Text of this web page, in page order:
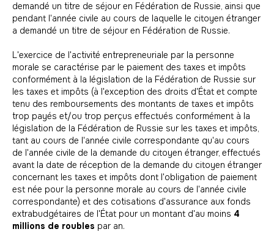
demandé un titre de séjour en Fédération de Russie, ainsi que
pendant l'année civile au cours de laquelle le citoyen étranger
a demandé un titre de séjour en Fédération de Russie.
L'exercice de l'activité entrepreneuriale par la personne
morale se caractérise par le paiement des taxes et impôts
conformément à la législation de la Fédération de Russie sur
les taxes et impôts (à l'exception des droits d'État et compte
tenu des remboursements des montants de taxes et impôts
trop payés et/ou trop perçus effectués conformément à la
législation de la Fédération de Russie sur les taxes et impôts,
tant au cours de l'année civile correspondante qu'au cours
de l'année civile de la demande du citoyen étranger, effectués
avant la date de réception de la demande du citoyen étranger
concernant les taxes et impôts dont l'obligation de paiement
est née pour la personne morale au cours de l'année civile
correspondante) et des cotisations d'assurance aux fonds
extrabudgétaires de l'État pour un montant d'au moins 4
millions de roubles par an.